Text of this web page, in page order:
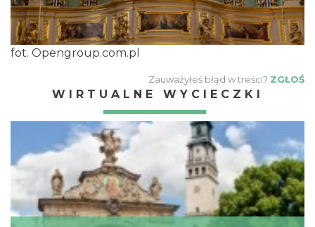
fot. Opengroup.com.pl
Zauważyłeś błąd w treści? ZGŁOŚ
WIRTUALNE WYCIECZKI